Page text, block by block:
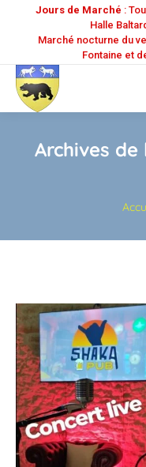
Jours de Marché :
Halle
Marché nocturne du
Fontaine et
Archives de